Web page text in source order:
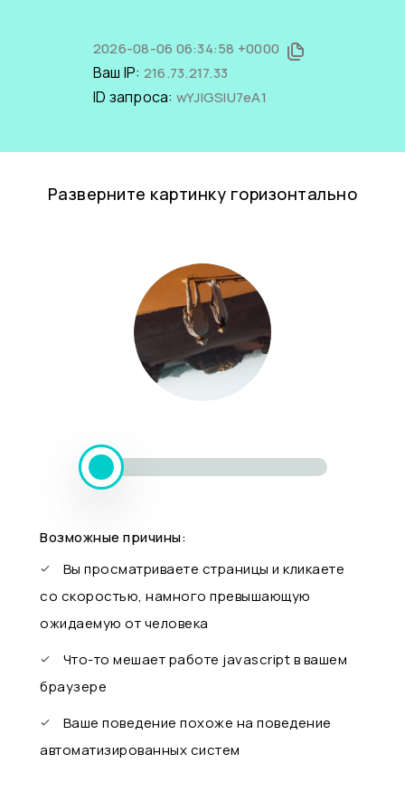
2026-08-06 06:34:58 +0000
Ваш IP: 216.73.217.33
ID запроса: wYJlGSIU7eA1
Разверните картинку горизонтально
Возможные причины:
Вы просматриваете страницы и кликаете
со скоростью, намного превышающую
ожидаемую от человека
Что-то мешает работе javascript в вашем
браузере
Ваше поведение похоже на поведение
автоматизированных систем